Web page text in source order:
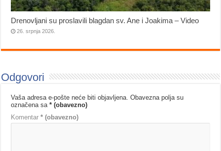
Drenovljani su proslavili blagdan sv. Ane i Joakima – Video
26. srpnja 2026.
Odgovori
Vaša adresa e-pošte neće biti objavljena. Obavezna polja su
označena sa* (obavezno)
Komentar* (obavezno)